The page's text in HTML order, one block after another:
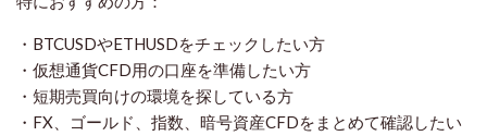
・BTCUSDやETHUSDをチェックしたい方
・仮想通貨CFD用の口座を準備したい方
・短期売買向けの環境を探している方
・FX、ゴールド、指数、暗号資産CFDをまとめて確認したい